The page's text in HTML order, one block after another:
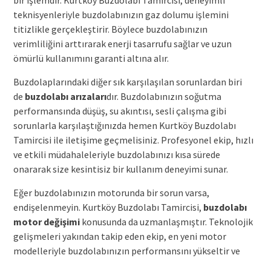
teknisyenleriyle buzdolabınızın gaz dolumu işlemini
titizlikle gerçekleştirir. Böylece buzdolabınızın
verimliliğini arttırarak enerji tasarrufu sağlar ve uzun
ömürlü kullanımını garanti altına alır.
Buzdolaplarındaki diğer sık karşılaşılan sorunlardan biri
de buzdolabı arızalarıdır. Buzdolabınızın soğutma
performansında düşüş, su akıntısı, sesli çalışma gibi
sorunlarla karşılaştığınızda hemen Kurtköy Buzdolabı
Tamircisi ile iletişime geçmelisiniz. Profesyonel ekip, hızlı
ve etkili müdahaleleriyle buzdolabınızı kısa sürede
onararak size kesintisiz bir kullanım deneyimi sunar.
Eğer buzdolabınızın motorunda bir sorun varsa,
endişelenmeyin. Kurtköy Buzdolabı Tamircisi, buzdolabı
motor değişimikonusunda da uzmanlaşmıştır. Teknolojik
gelişmeleri yakından takip eden ekip, en yeni motor
modelleriyle buzdolabınızın performansını yükseltir ve